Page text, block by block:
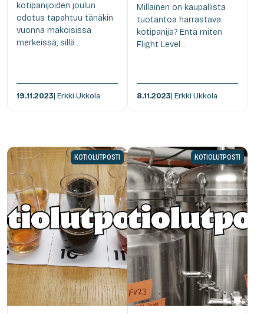
kotipanijoiden joulun
odotus tapahtuu tänäkin
vuonna makoisissa
merkeissä, sillä...
19.11.2023| Erkki Ukkola
Millainen on kaupallista
tuotantoa harrastava
kotipanija? Entä miten
Flight Level...
8.11.2023| Erkki Ukkola
KOTIOLUTPOSTI KOTIOLUTPOSTI